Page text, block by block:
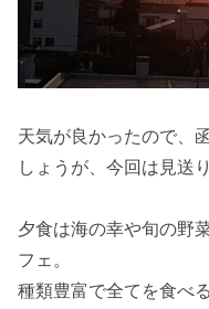
天気が良かったので、
しょうが、今回は見送り
夕食は海の幸や旬の野
フェ。
種類豊富で全てを食べ